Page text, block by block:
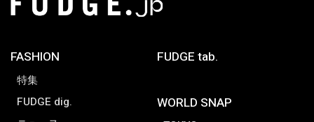
FASHION
特集
FUDGE dig.
FUDGE tab.
WORLD SNAP